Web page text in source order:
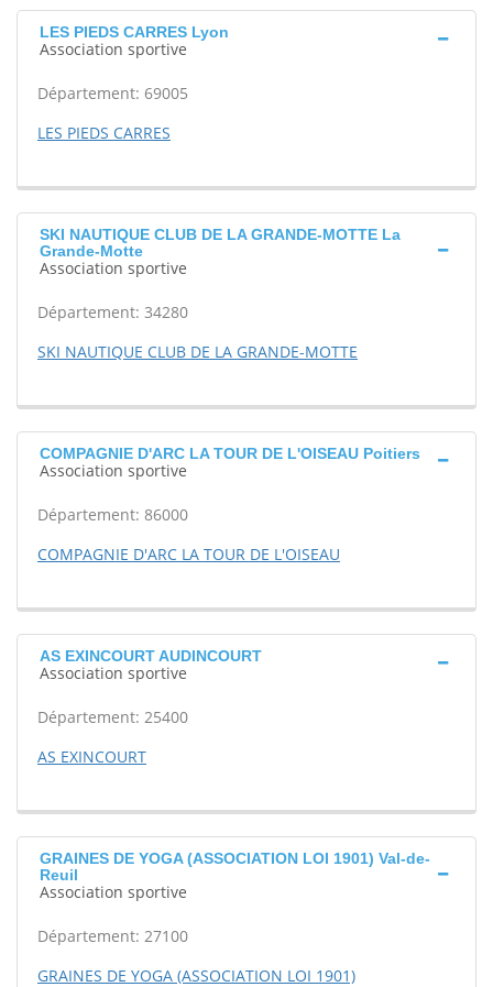
LES PIEDS CARRES Lyon
Association sportive
Département: 69005
LES PIEDS CARRES
SKI NAUTIQUE CLUB DE LA GRANDE-MOTTE La
Grande-Motte
Association sportive
Département: 34280
SKI NAUTIQUE CLUB DE LA GRANDE-MOTTE
COMPAGNIE D'ARC LA TOUR DE L'OISEAU Poitiers
Association sportive
Département: 86000
COMPAGNIE D'ARC LA TOUR DE L'OISEAU
AS EXINCOURT AUDINCOURT
Association sportive
Département: 25400
AS EXINCOURT
GRAINES DE YOGA (ASSOCIATION LOI 1901) Val-de-
Reuil
Association sportive
Département: 27100
GRAINES DE YOGA (ASSOCIATION LOI 1901)